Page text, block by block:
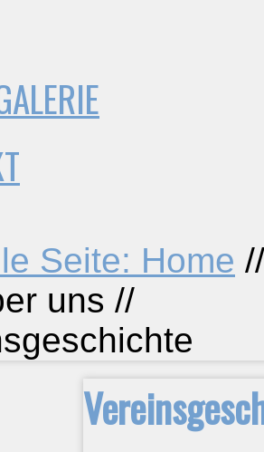
Seite: Home //
uns //